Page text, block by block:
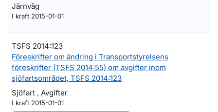
Järnväg
I kraft 2015-01-01
TSFS 2014:123
Föreskrifter om ändring i Transportstyrelsens
föreskrifter (TSFS 2014:55) om avgifter inom
sjöfartsområdet, TSFS 2014:123
Sjöfart , Avgifter
I kraft 2015-01-01